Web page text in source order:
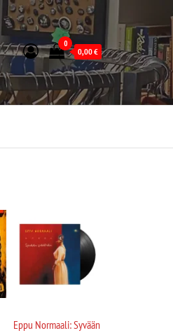
0
0,00€
Eppu Normaali: Syvään